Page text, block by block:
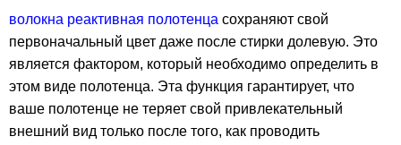
волокна реактивная полотенца сохраняют свой
первоначальный цвет даже после стирки долевую. Это
является фактором, который необходимо определить в
этом виде полотенца. Эта функция гарантирует, что
ваше полотенце не теряет свой привлекательный
внешний вид только после того, как проводить